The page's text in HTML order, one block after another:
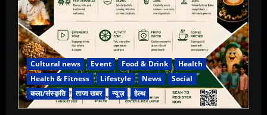
Cultural news Event Food & Drink
Health
Health & Fitness
Lifestyle News
Social
कला/संस्कृति
ताजा खबर न्यूज़ हेल्थ